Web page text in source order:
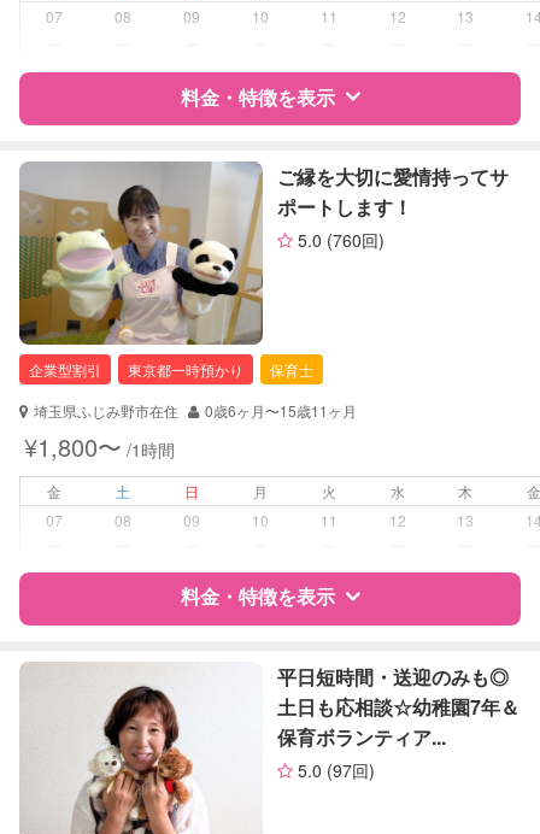
対応可否は個別に相談
定期予約 お引き受けしていません
お子様の撮影
（定期特典）
対応不可
07
08 09 10 11 12 13
料金・特徴を表示
特徴 料金 レビュー
サポートの特徴
資格
企業型割引対象(旧内閣府補助対象)
自治体届出済ベビーシッター
保育士
対応可能/特徴
送迎サポート
病児対応 病児、病後児、ともに不可
障がい児対応 対応可否は個別に相談
レッスン なし
お子様の撮影
（定期特典）
対応不可
ご縁を大切に愛情持ってサ
ポートします！
5.0 (760回)
企業型割引 東京都一時預かり
保育士
埼玉県ふじみ野市在住
0歳6ヶ月〜15歳11ヶ月
¥1,800〜 /1時間
金 土 日 月 火 水 木
07
08 09 10 11 12 13
料金・特徴を表示
特徴 料金 レビュー
サポートの特徴
平日短時間・送迎のみも◎
土日も応相談☆幼稚園7年＆
保育ボランティア...
5.0 (97回)